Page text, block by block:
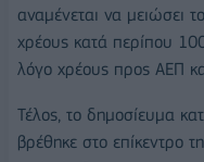
αναμένεται να μειώσει
χρέους κατά περίπου
λόγο χρέους προς ΑΕΠ
Τέλος, το δημοσίευμα
βρέθηκε στο επίκεντρο